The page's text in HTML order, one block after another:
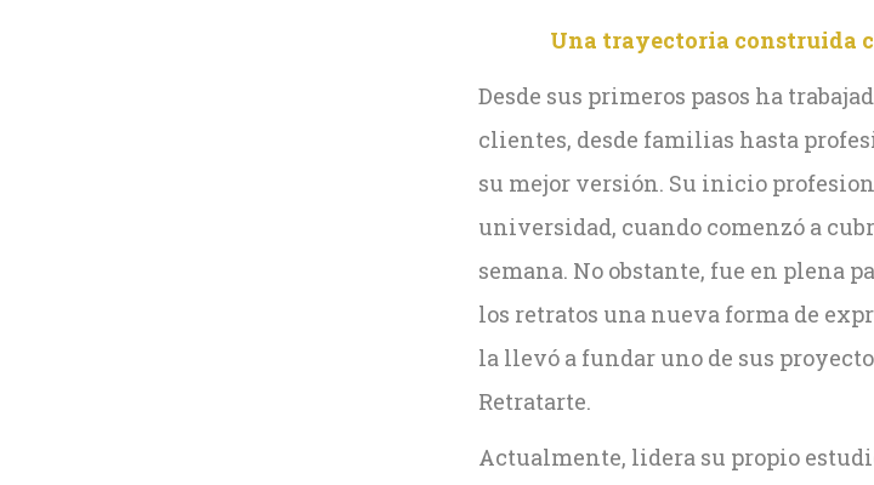
Una trayectoria construida
Desde sus primeros pasos ha
clientes, desde familias hasta
su mejor versión. Su inicio
universidad, cuando comenzó a
semana. No obstante, fue en plena
los retratos una nueva forma de
la llevó a fundar uno de sus
Retratarte.
Actualmente, lidera su propio